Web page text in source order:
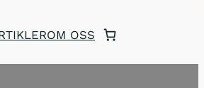
OM OSS